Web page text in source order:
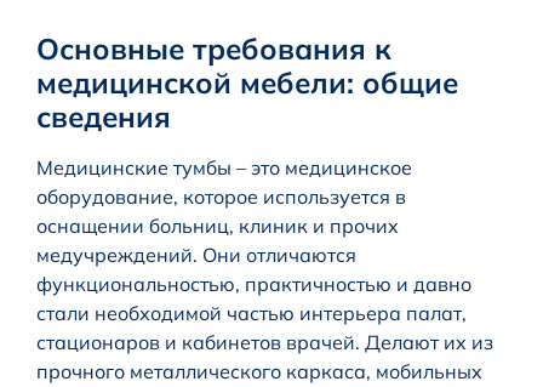
Основные требования к
медицинской мебели: общие
сведения
Медицинские тумбы – это медицинское
оборудование, которое используется в
оснащении больниц, клиник и прочих
медучреждений. Они отличаются
функциональностью, практичностью и давно
стали необходимой частью интерьера палат,
стационаров и кабинетов врачей. Делают их из
прочного металлического каркаса, мобильных